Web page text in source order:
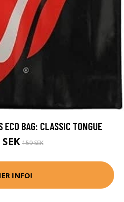
ECO BAG: CLASSIC TONGUE
SEK159 SEK
INFO!